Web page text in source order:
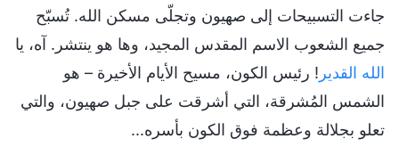
جاءت التسبيحات إلى صهيون وتجلّى مسكن الله. تُسبّح
جميع الشعوب الاسم المقدس المجيد، وها هو ينتشر. آه، يا
الله القدير ! رئيس الكون، مسيح الأيام الأخيرة – هو
الشمس المُشرقة، التي أشرقت على جبل صهيون، والتي
تعلو بجلالة وعظمة فوق الكون بأسره...